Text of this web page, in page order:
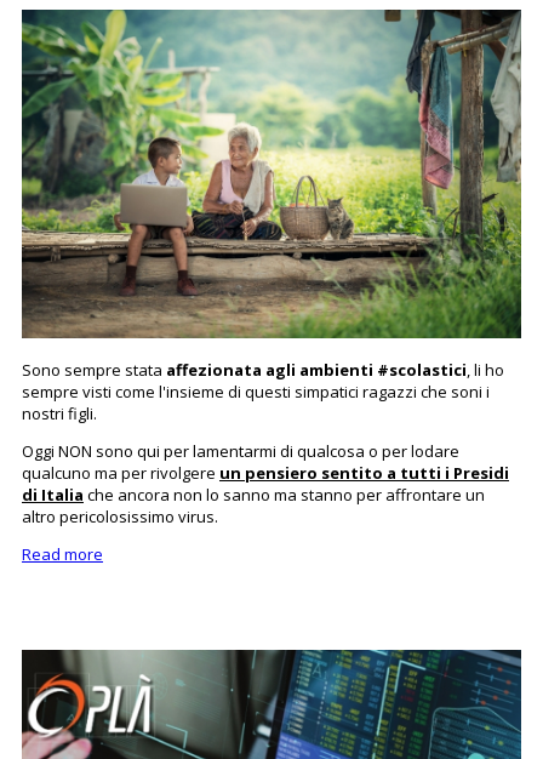
‌Sono sempre stata affezionata agli ambienti #scolastici, li ho
sempre visti come l'insieme di questi simpatici ragazzi che soni i
nostri figli.
Oggi NON sono qui per lamentarmi di qualcosa o per lodare
qualcuno ma per rivolgere un pensiero sentito a tutti i Presidi
di Italia che ancora non lo sanno ma stanno per affrontare un
altro pericolosissimo virus.
Read more